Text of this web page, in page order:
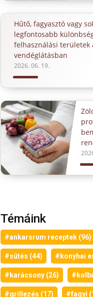
Hűtő, fagyasztó vagy
legfontosabb
felhasználási területek
vendéglátásban
2026. 06. 19.
Témáink
#ankarsrum receptek (96)
#sütés (44) #konyhai
#karácsony (26)
#grillezés (17) #fagyi